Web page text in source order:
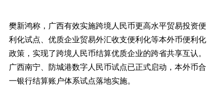
樊新鸿称，广西有效实施跨境人民币更高水平贸易投资便
利化试点、优质企业贸易外汇收支便利化等本外币便利化
政策，实现了跨境人民币结算优质企业的跨省共享互认。
广西南宁、防城港数字人民币试点已正式启动，本外币合
一银行结算账户体系试点落地实施。